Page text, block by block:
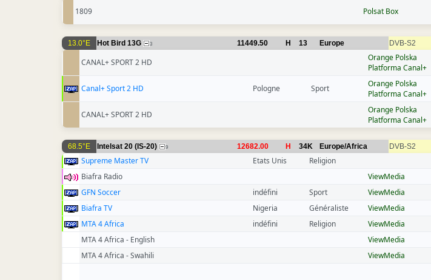
1809 Polsat Box
13.0°E Hot Bird 13G 3 11449.50 H 13 Europe DVB-S2
CANAL+ SPORT 2 HD
Orange Polska
Platforma Canal+
Canal+ Sport 2 HD Pologne Sport
Orange Polska
Platforma Canal+
CANAL+ SPORT 2 HD
Orange Polska
Platforma Canal+
68.5°E Intelsat 20 (IS-20) 9 12682.00 H 34K Europe/Africa DVB-S2
Supreme Master TV Etats Unis Religion
Biafra Radio
ViewMedia
GFN Soccer
indéfini Sport ViewMedia
Biafra TV
Nigeria Généraliste ViewMedia
MTA 4 Africa
indéfini Religion ViewMedia
MTA 4 Africa - English
ViewMedia
MTA 4 Africa - Swahili
ViewMedia